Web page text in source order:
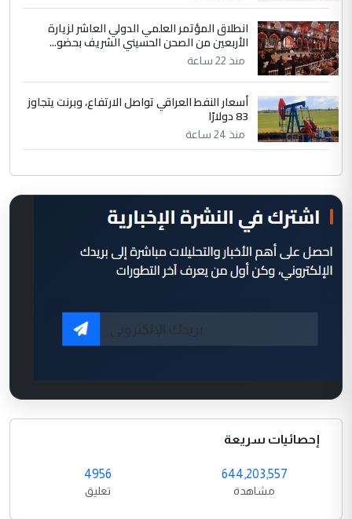
انطلاق المؤتمر العلمي الدولي العاشر لزيارة
الأربعين من الصحن الحسيني الشريف بحضو...
منذ 22 ساعة
أسعار النفط العراقي تواصل الارتفاع، وبرنت يتجاوز
83 دولارًا
منذ 24 ساعة
إحصائيات سريعة
644,203,557
مشاهدة
4956
تعليق